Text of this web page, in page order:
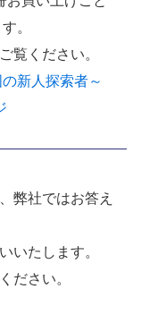
。
覧ください。
新人探索者～
弊社ではお答え
いたします。
ださい。